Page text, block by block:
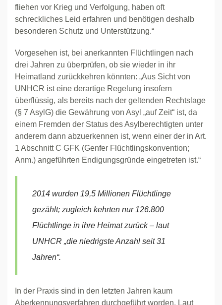
fliehen vor Krieg und Verfolgung, haben oft
schreckliches Leid erfahren und benötigen deshalb
besonderen Schutz und Unterstützung.“
Vorgesehen ist, bei anerkannten Flüchtlingen nach
drei Jahren zu überprüfen, ob sie wieder in ihr
Heimatland zurückkehren könnten: „Aus Sicht von
UNHCR ist eine derartige Regelung insofern
überflüssig, als bereits nach der geltenden Rechtslage
(§ 7 AsylG) die Gewährung von Asyl „auf Zeit“ ist, da
einem Fremden der Status des Asylberechtigten unter
anderem dann abzuerkennen ist, wenn einer der in Art.
1 Abschnitt C GFK (Genfer Flüchtlingskonvention;
Anm.) angeführten Endigungsgründe eingetreten ist.“
2014 wurden 19,5 Millionen Flüchtlinge
gezählt; zugleich kehrten nur 126.800
Flüchtlinge in ihre Heimat zurück – laut
UNHCR „die niedrigste Anzahl seit 31
Jahren“.
In der Praxis sind in den letzten Jahren kaum
Aberkennungsverfahren durchgeführt worden. Laut